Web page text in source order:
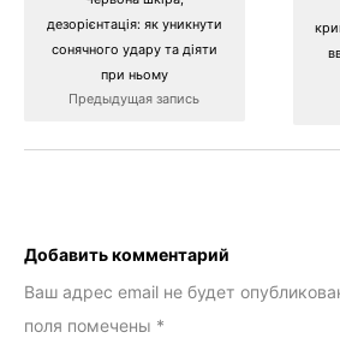
дезорієнтація: як уникнути
сонячного удару та діяти
при ньому
Предыдущая запись
Добавить комментарий
Ваш адрес email не будет
поля помечены *